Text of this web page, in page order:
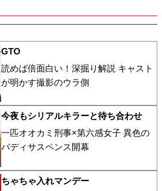
GTO
読めば倍面白い！深掘り解説 キャスト
が明かす撮影のウラ側
今夜もシリアルキラーと待ち合わせ
一匹オオカミ刑事×第六感女子 異色の
バディサスペンス開幕
ちゃちゃ入れマンデー